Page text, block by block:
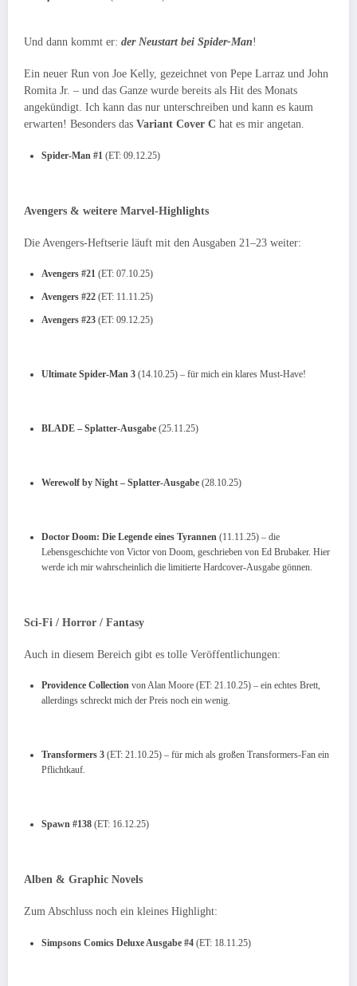
Und dann kommt er: der Neustart bei Spider-Man!
Ein neuer Run von Joe Kelly, gezeichnet von Pepe Larraz und John
Romita Jr. – und das Ganze wurde bereits als Hit des Monats
angekündigt. Ich kann das nur unterschreiben und kann es kaum
erwarten! Besonders das Variant Cover C hat es mir angetan.
Spider-Man #1 (ET: 09.12.25)
Avengers & weitere Marvel-Highlights
Die Avengers-Heftserie läuft mit den Ausgaben 21–23 weiter:
Avengers #21 (ET: 07.10.25)
Avengers #22 (ET: 11.11.25)
Avengers #23 (ET: 09.12.25)
Ultimate Spider-Man 3 (14.10.25) – für mich ein klares Must-Have!
BLADE – Splatter-Ausgabe (25.11.25)
Werewolf by Night – Splatter-Ausgabe (28.10.25)
Doctor Doom: Die Legende eines Tyrannen (11.11.25) – die
Lebensgeschichte von Victor von Doom, geschrieben von Ed Brubaker. Hier
werde ich mir wahrscheinlich die limitierte Hardcover-Ausgabe gönnen.
Sci-Fi / Horror / Fantasy
Auch in diesem Bereich gibt es tolle Veröffentlichungen:
Providence Collection von Alan Moore (ET: 21.10.25) – ein echtes Brett,
allerdings schreckt mich der Preis noch ein wenig.
Transformers 3 (ET: 21.10.25) – für mich als großen Transformers-Fan ein
Pflichtkauf.
Spawn #138 (ET: 16.12.25)
Alben & Graphic Novels
Zum Abschluss noch ein kleines Highlight:
Simpsons Comics Deluxe Ausgabe #4 (ET: 18.11.25)